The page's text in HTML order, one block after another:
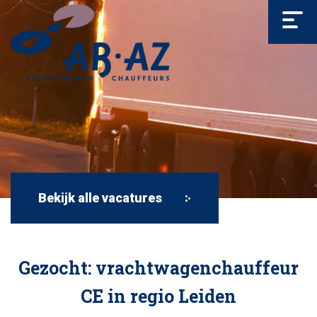
Bekijk alle vacatures
Gezocht: vrachtwagenchauffeur
CE in regio Leiden